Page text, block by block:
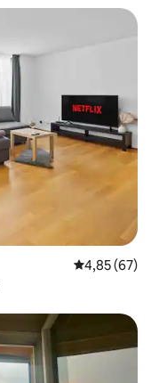
Gemiddelde
4,85 (67)